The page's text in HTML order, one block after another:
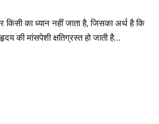
किसी का ध्यान नहीं जाता है, जिसका अर्थ है कि
की मांसपेशी क्षतिग्रस्त हो जाती है…